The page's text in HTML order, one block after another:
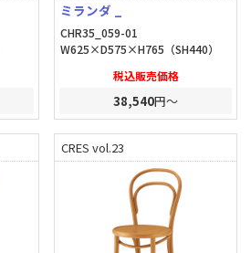
ミランダ _
CHR35_059-01
W625×D575×H765（SH440）
税込販売価格
38,540円～
CRES vol.23